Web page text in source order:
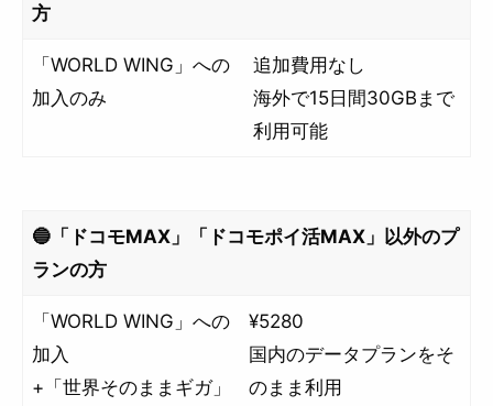
方
「WORLD WING」への
加入のみ
追加費用なし
海外で15日間30GBまで
利用可能
🔵「ドコモMAX」「ドコモポイ活MAX」以外のプ
ランの方
「WORLD WING」への
加入
+「世界そのままギガ」
¥5280
国内のデータプランをそ
のまま利用